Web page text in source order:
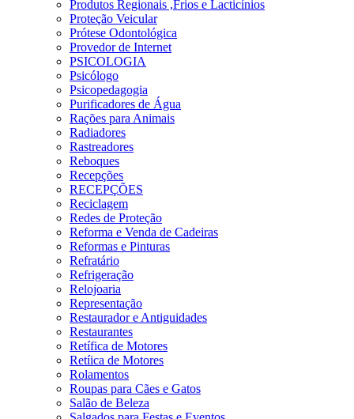
Produtos Regionais ,Frios e Lacticínios
Proteção Veicular
Prótese Odontológica
Provedor de Internet
PSICOLOGIA
Psicólogo
Psicopedagogia
Purificadores de Água
Rações para Animais
Radiadores
Rastreadores
Reboques
Recepções
RECEPÇÕES
Reciclagem
Redes de Proteção
Reforma e Venda de Cadeiras
Reformas e Pinturas
Refratário
Refrigeração
Relojoaria
Representação
Restaurador e Antiguidades
Restaurantes
Retífica de Motores
Retíica de Motores
Rolamentos
Roupas para Cães e Gatos
Salão de Beleza